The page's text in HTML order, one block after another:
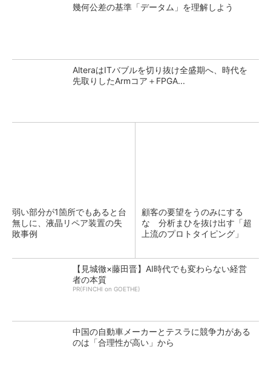
幾何公差の基準「データム」を理解しよう
AlteraはITバブルを切り抜け全盛期へ、時代を
先取りしたArmコア＋FPGA...
弱い部分が1箇所でもあると台
無しに、液晶リペア装置の失
敗事例
顧客の要望をうのみにする
な 分析まひを抜け出す「超
上流のプロトタイピング」
【見城徹×藤田晋】AI時代でも変わらない経営
者の本質
PR(FINCHI on GOETHE)
中国の自動車メーカーとテスラに競争力がある
のは「合理性が高い」から